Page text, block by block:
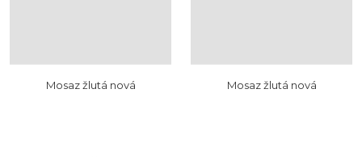
Mosaz žlutá nová Mosaz žlutá nová